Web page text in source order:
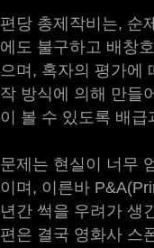
편당 총제작비는, 순
에도 불구하고 배창
으며, 혹자의 평가에
작 방식에 의해 만들
이 볼 수 있도록 배
문제는 현실이 너무
이며, 이른바
년간 썩을 우려가 생
편은 결국 영화사 스